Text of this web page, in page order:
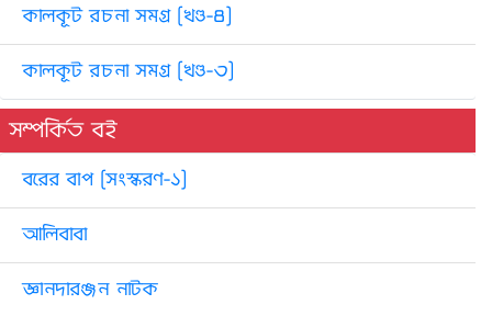
কালকূট রচনা সমগ্র [খণ্ড-৪]
কালকূট রচনা সমগ্র [খণ্ড-৩]
সম্পর্কিত বই
বরের বাপ [সংস্করণ-১]
আলিবাবা
জ্ঞানদারঞ্জন নাটক